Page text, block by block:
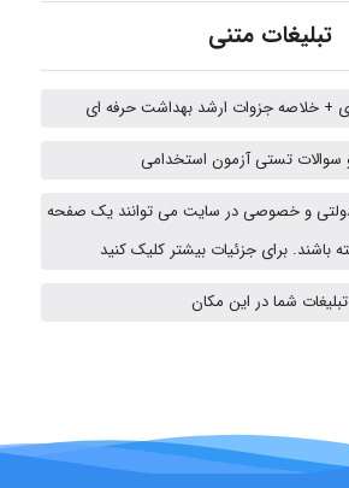
Jafar Tym
aghajari vahid
تبلیغات متنی
سوالات تستی آزمون استخدامی
و خصوصی در سایت می توانند یک صفحه
باشند. برای جزئیات بیشتر کلیک کنید
تبلیغات شما در این مکان